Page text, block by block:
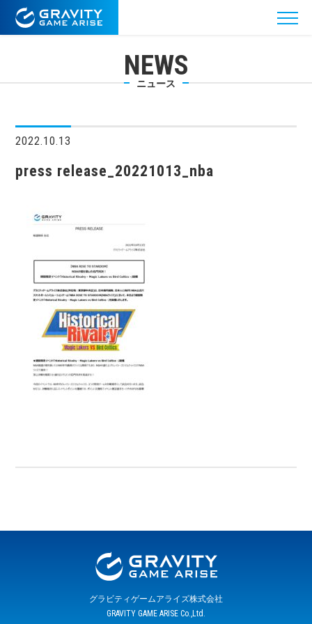
NEWS
ニュース
2022.10.13
press release_20221013_nba
グラビティゲームアライズ株式会社
GRAVITY GAME ARISE Co.,Ltd.